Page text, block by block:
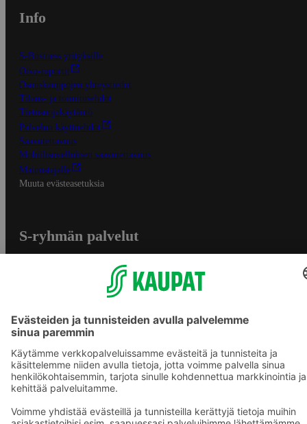
Info
S-Business yrityksille
Oiva-raportit
Osuuskauppojen yhteystiedot
Tilaus- ja toimitusehdot
Tietosuojakäytäntö
Palvelun käyttöehdot
Saavutettavuus
Mobiilisovelluksen saavutettavuus
Mainostajalle
Muuta evästeasetuksia
S-ryhmän palvelut
S-ostoslista -sovellus
Prisma.fi
Sokos.fi
S-Pankki
Yhteishyvä
Sokos Hotels
Raflaamo